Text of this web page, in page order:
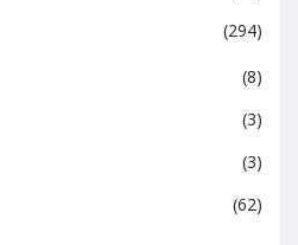
(294)
(8)
(3)
(3)
(62)